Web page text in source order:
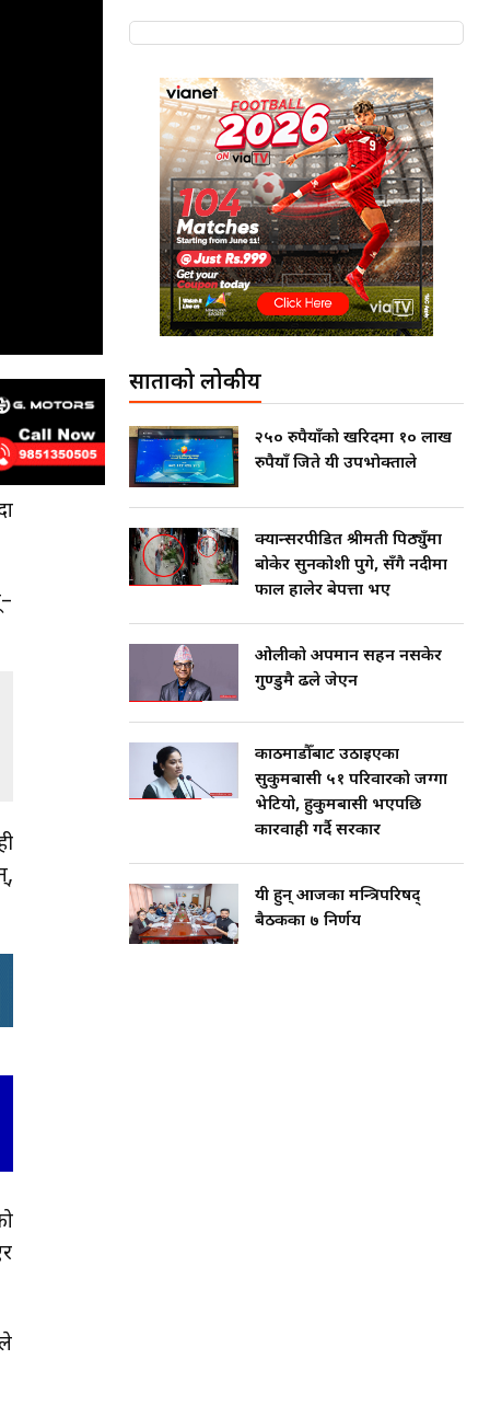
साताको लोकप्रीय
२५० रुपैयाँको खरिदमा १० लाख
रुपैयाँ जिते यी उपभोक्ताले
क्यान्सरपीडित श्रीमती पिठ्युँमा
बोकेर सुनकोशी पुगे, सँगै नदीमा
फाल हालेर बेपत्ता भए
ओलीको अपमान सहन नसकेर
गुण्डुमै ढले जेएन
काठमाडौँबाट उठाइएका
सुकुमबासी ५१ परिवारको जग्गा
भेटियो, हुकुमबासी भएपछि
कारवाही गर्दै सरकार
यी हुन् आजका मन्त्रिपरिषद्
बैठकका ७ निर्णय